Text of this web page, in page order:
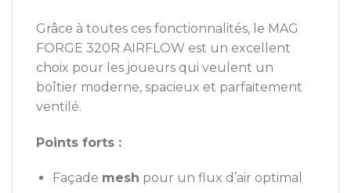
Grâce à toutes ces fonctionnalités, le MAG
FORGE 320R AIRFLOW est un excellent
choix pour les joueurs qui veulent un
boîtier moderne, spacieux et parfaitement
ventilé.
Points forts :
Façade mesh pour un flux d’air optimal